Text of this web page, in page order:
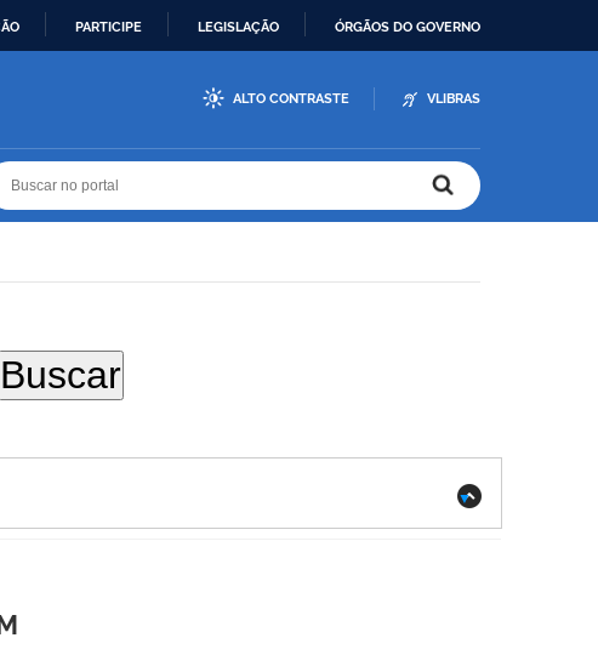
PARTICIPE LEGISLAÇÃO ÓRGÃOS DO GOVERNO
ALTO CONTRASTE VLIBRAS